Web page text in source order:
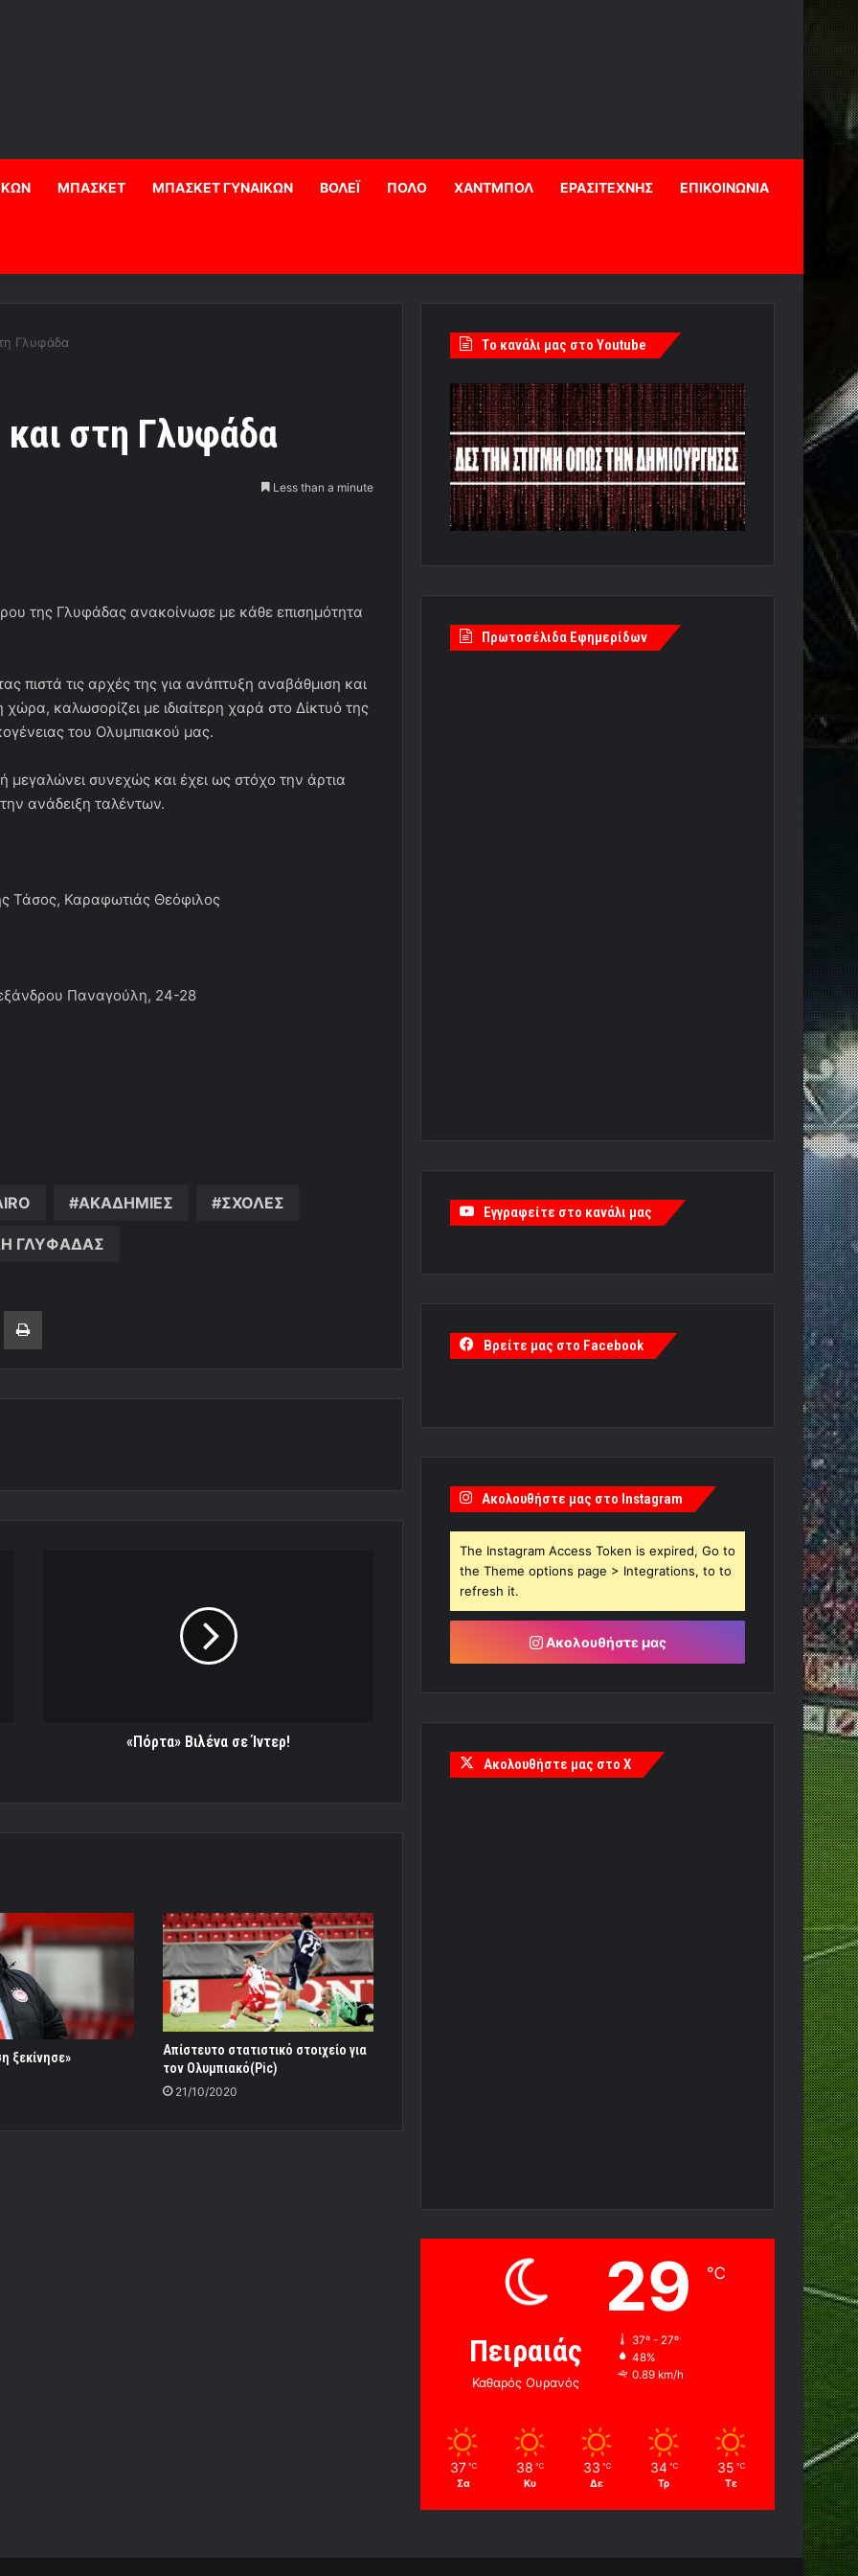
ΜΠΑΣΚΕΤ ΜΠΑΣΚΕΤ ΓΥΝΑΙΚΩΝ ΒΟΛΕΪ ΠΟΛΟ ΧΑΝΤΜΠΟΛ ΕΡΑΣΙΤΕΧΝΗΣ ΕΠΙΚΟΙΝΩΝΙΑ
Γλυφάδα
στη Γλυφάδα
Less than a minute
της Γλυφάδας ανακοίνωσε με κάθε επισημότητα
πιστά τις αρχές της για ανάπτυξη αναβάθμιση και
καλωσορίζει με ιδιαίτερη χαρά στο Δίκτυό της
του Ολυμπιακού μας.
συνεχώς και έχει ως στόχο την άρτια
ανάδειξη ταλέντων.
Τάσος, Καραφωτιάς Θεόφιλος
Παναγούλη, 24-28
ΑΚΑΔΗΜΙΕΣ ΣΧΟΛΕΣ
ΓΛΥΦΑΔΑΣ
Κοινοποίηση μέσω ηλεκτρονικού ταχυδρομείουΕκτύπωση
«Πόρτα» Βιλένα σε Ίντερ!
ξεκίνησε»
Απίστευτο στατιστικό στοιχείο για
τον Ολυμπιακό(Pic)
21/10/2020
Tο κανάλι μας στο Youtube
Πρωτοσέλιδα Εφημερίδων
Εγγραφείτε στο κανάλι μας
Βρείτε μας στο Facebook
Ακολουθήστε μας στο Instagram
The Instagram Access Token is expired, Go to
the Theme options page > Integrations, to to
refresh it.
Ακολουθήστε μας
Ακολουθήστε μας στο X
Πειραιάς
Καθαρός Ουρανός
29 ℃
37º - 27º
48%
0.89 km/h
37 ℃
Σα
38 ℃
Κυ
33 ℃
Δε
34 ℃
Τρ
35 ℃
Τε